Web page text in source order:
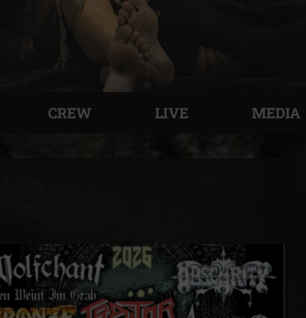
CREW LIVE MEDIA